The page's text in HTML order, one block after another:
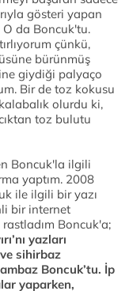
gösteri yapan
O da Boncuk'tu.
çünkü,
bürünmüş
giydiği palyaço
Bir de toz kokusu
olurdu ki,
toz bulutu
Boncuk'la ilgili
yaptım. 2008
ile ilgili bir yazı
bir internet
Boncuk'a;
yazları
sihirbaz
Boncuk’tu. İp
yaparken,